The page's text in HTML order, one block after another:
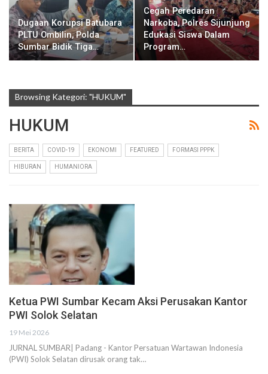
Dugaan Korupsi Batubara
PLTU Ombilin, Polda
Sumbar Bidik Tiga…
Cegah Peredaran
Narkoba, Polres Sijunjung
Edukasi Siswa Dalam
Program…
Browsing Kategori: "HUKUM"
HUKUM
BERITA COVID-19 EKONOMI FEATURED FORMASI PPPK
HIBURAN HUMANIORA
Ketua PWI Sumbar Kecam Aksi Perusakan Kantor
PWI Solok Selatan
19 Mei 2026
JURNAL SUMBAR| Padang - Kantor Persatuan Wartawan Indonesia
(PWI) Solok Selatan dirusak orang tak…